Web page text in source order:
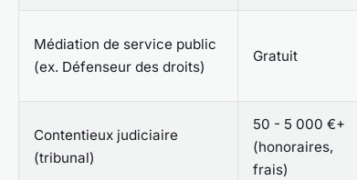
Médiation de service public
(ex. Défenseur des droits)
Gratuit
Contentieux judiciaire
(tribunal)
50 - 5 000 €+
(honoraires,
frais)